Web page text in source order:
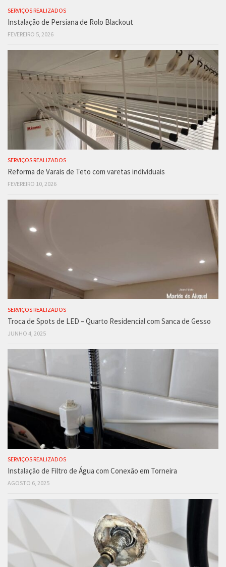
SERVIÇOS REALIZADOS
Instalação de Persiana de Rolo Blackout
FEVEREIRO 5, 2026
SERVIÇOS REALIZADOS
Reforma de Varais de Teto com varetas individuais
FEVEREIRO 10, 2026
SERVIÇOS REALIZADOS
Troca de Spots de LED – Quarto Residencial com Sanca de Gesso
JUNHO 4, 2025
SERVIÇOS REALIZADOS
Instalação de Filtro de Água com Conexão em Torneira
AGOSTO 6, 2025